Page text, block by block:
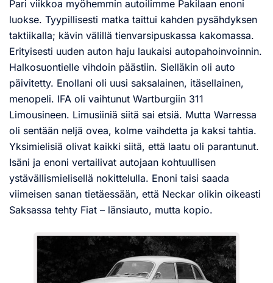
Pari viikkoa myöhemmin autoilimme Pakilaan enoni
luokse. Tyypillisesti matka taittui kahden pysähdyksen
taktiikalla; kävin välillä tienvarsipuskassa kakomassa.
Erityisesti uuden auton haju laukaisi autopahoinvoinnin.
Halkosuontielle vihdoin päästiin. Sielläkin oli auto
päivitetty. Enollani oli uusi saksalainen, itäsellainen,
menopeli. IFA oli vaihtunut Wartburgiin 311
Limousineen. Limusiiniä siitä sai etsiä. Mutta Warressa
oli sentään neljä ovea, kolme vaihdetta ja kaksi tahtia.
Yksimielisiä olivat kaikki siitä, että laatu oli parantunut.
Isäni ja enoni vertailivat autojaan kohtuullisen
ystävällismielisellä nokittelulla. Enoni taisi saada
viimeisen sanan tietäessään, että Neckar olikin oikeasti
Saksassa tehty Fiat – länsiauto, mutta kopio.